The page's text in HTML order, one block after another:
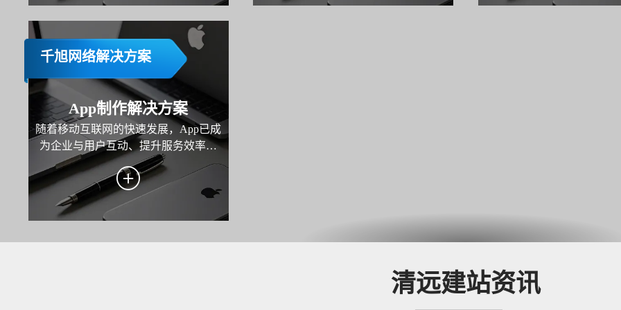
千旭网络解决方案
App制作解决方案
随着移动互联网的快速发展，App已成
为企业与用户互动、提升服务效率和
拓展市场的重要工具。本方案旨在为
企业打造一款高性能、用户体验优秀
且功能完善的移动应用，覆盖业务场
景需求，助力企业实现用户增长、服
清远建站资讯